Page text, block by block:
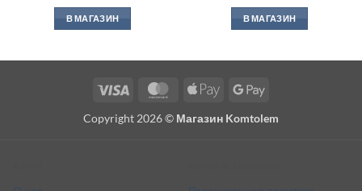
В МАГАЗИН В МАГАЗИН
Visa MasterCardApple
Google
Copyright 2026 © Магазин Komtolem